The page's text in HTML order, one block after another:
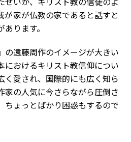
が家が仏教の家であると話すと
ります。
遠藤周作のイメージが大きい
におけるキリスト教信仰につい
く愛され、国際的にも広く知ら
家の人気に今さらながら圧倒さ
ちょっとばかり困惑もするので